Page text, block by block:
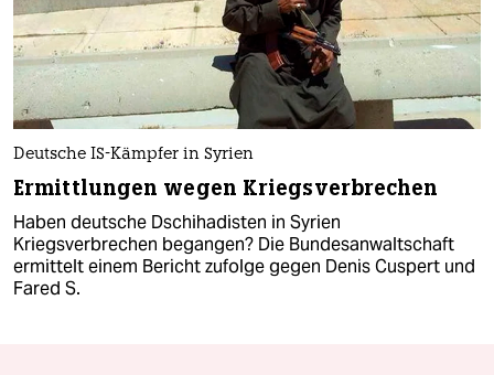
Deutsche IS-Kämpfer in Syrien
Ermittlungen wegen Kriegsverbrechen
Haben deutsche Dschihadisten in Syrien
Kriegsverbrechen begangen? Die Bundesanwaltschaft
ermittelt einem Bericht zufolge gegen Denis Cuspert und
Fared S.